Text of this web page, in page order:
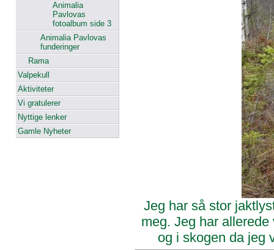
Animalia
Pavlovas
fotoalbum side 3
Animalia Pavlovas
funderinger
Rama
Valpekull
Aktiviteter
Vi gratulerer
Nyttige lenker
Gamle Nyheter
Jeg har så stor
meg. Jeg har
og i skogen da jeg